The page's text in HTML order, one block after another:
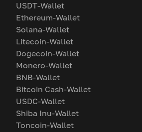
USDT-Wallet
Ethereum-Wallet
Solana-Wallet
Litecoin-Wallet
Dogecoin-Wallet
Monero-Wallet
BNB-Wallet
Bitcoin Cash-Wallet
USDC-Wallet
Shiba Inu-Wallet
Toncoin-Wallet